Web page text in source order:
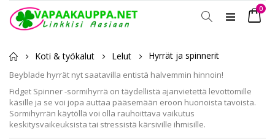
Toggle
0
Koti & työkalut Lelut Hyrrät ja spinnerit
Beyblade hyrrät nyt saatavilla entistä halvemmin hinnoin!
Fidget Spinner -sormihyrrä on täydellistä ajanvietettä levottomille
käsille ja se voi jopa auttaa pääsemään eroon huonoista tavoista.
Sormihyrrän käytöllä voi olla rauhoittava vaikutus
keskitysvaikeuksista tai stressistä kärsiville ihmisille.